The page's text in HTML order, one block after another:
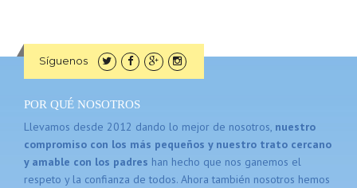
Síguenos
POR QUÉ NOSOTROS
Llevamos desde 2012 dando lo mejor de nosotros, nuestro
compromiso con los más pequeños y nuestro trato cercano
y amable con los padres han hecho que nos ganemos el
respeto y la confianza de todos. Ahora también nosotros hemos